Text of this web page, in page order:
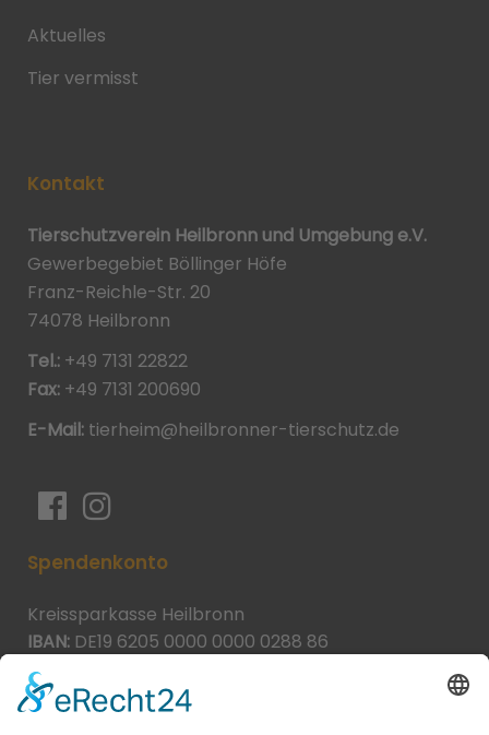
Aktuelles
Tier vermisst
Kontakt
Tierschutzverein Heilbronn und Umgebung e.V.
Gewerbegebiet Böllinger Höfe
Franz-Reichle-Str. 20
74078 Heilbronn
Tel.: +49 7131 22822
Fax: +49 7131 200690
E-Mail: tierheim@heilbronner-tierschutz.de
Spendenkonto
Kreissparkasse Heilbronn
IBAN: DE19 6205 0000 0000 0288 86
BIC: